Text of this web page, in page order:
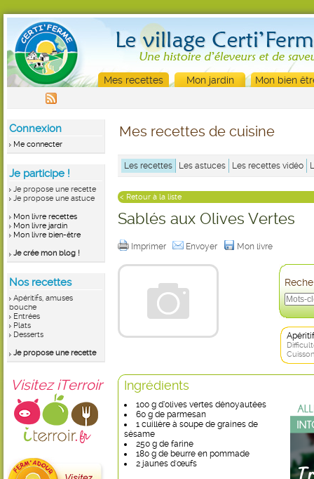
Mes recettes Mon jardin Mon bien
Connexion
Me connecter
Je participe !
Je propose une recette
Je propose une astuce
Mon livre recettes
Mon livre jardin
Mon livre bien-être
Je crée mon blog !
Nos recettes
Apéritifs, amuses
bouche
Entrées
Plats
Desserts
Je propose une recette
Visitez iTerroir
Mes recettes de cuisine
Les recettes Les astuces Les recettes vidéo
< Retour à la liste
Sablés aux Olives Vertes
Imprimer Envoyer Mon livre
Ingrédients
100 g d’olives vertes dénoyautées
60 g de parmesan
1 cuillère à soupe de graines de
sésame
250 g de farine
180 g de beurre en pommade
2 jaunes d'œufs